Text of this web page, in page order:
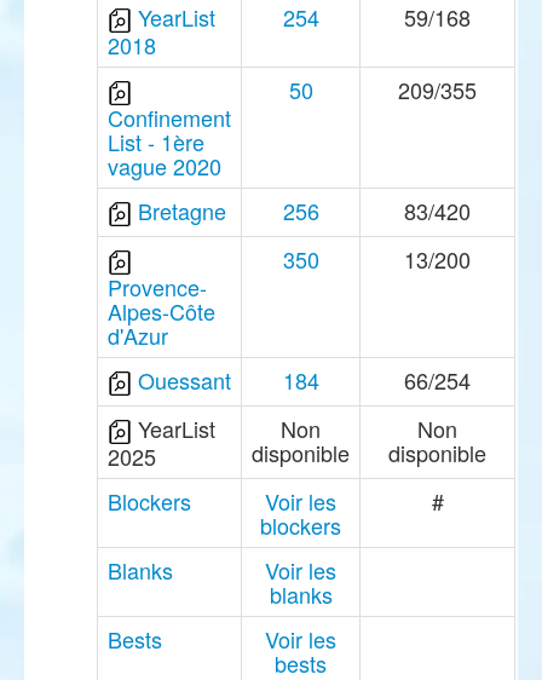
YearList
2018
254 59/168
Confinement
List - 1ère
vague 2020
50 209/355
Bretagne 256 83/420
Provence-
Alpes-Côte
d'Azur
350 13/200
Ouessant 184
66/254
YearList
2025
Non
disponible
Non
disponible
Blockers
Voir les
blockers
#
Blanks Voir les
blanks
Bests
Voir les
bests